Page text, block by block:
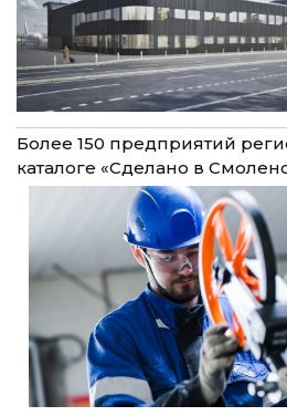
Более 150 предприятий
каталоге «Сделано в